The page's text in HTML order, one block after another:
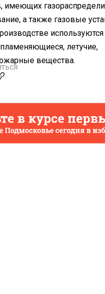
имеющих
а также газовые
используются
летучие,
вещества.